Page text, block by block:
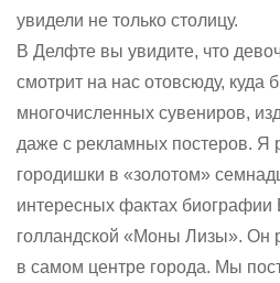
увидели не только столицу.
В Делфте вы увидите, что
смотрит на нас отовсюду,
многочисленных сувениров,
даже с рекламных постеров. Я
городишки в «золотом»
интересных фактах биографии
голландской «Моны Лизы». Он
в самом центре города. Мы